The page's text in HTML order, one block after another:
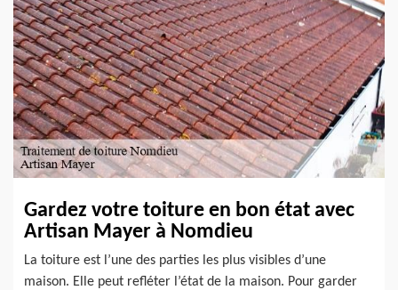
Gardez votre toiture en bon état avec
Artisan Mayer à Nomdieu
La toiture est l’une des parties les plus visibles d’une
maison. Elle peut refléter l’état de la maison. Pour garder